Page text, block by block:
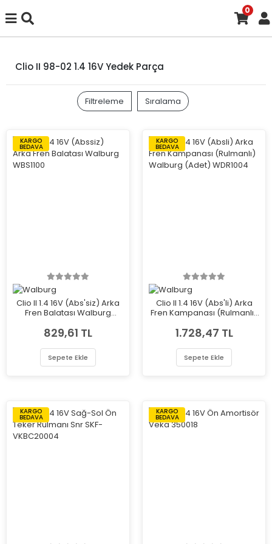
0
Clio II 98-02 1.4 16V Yedek Parça
Filtreleme Sıralama
KARGO
BEDAVA
Clio II 1.4 16V (Abs'siz) Arka
Fren Balatası Walburg
829,61 TL
Sepete Ekle
KARGO
BEDAVA
Clio II 1.4 16V (Abs'li) Arka
Fren Kampanası (Rulmanlı)
1.728,47 TL
Sepete Ekle
KARGO
BEDAVA
KARGO
BEDAVA